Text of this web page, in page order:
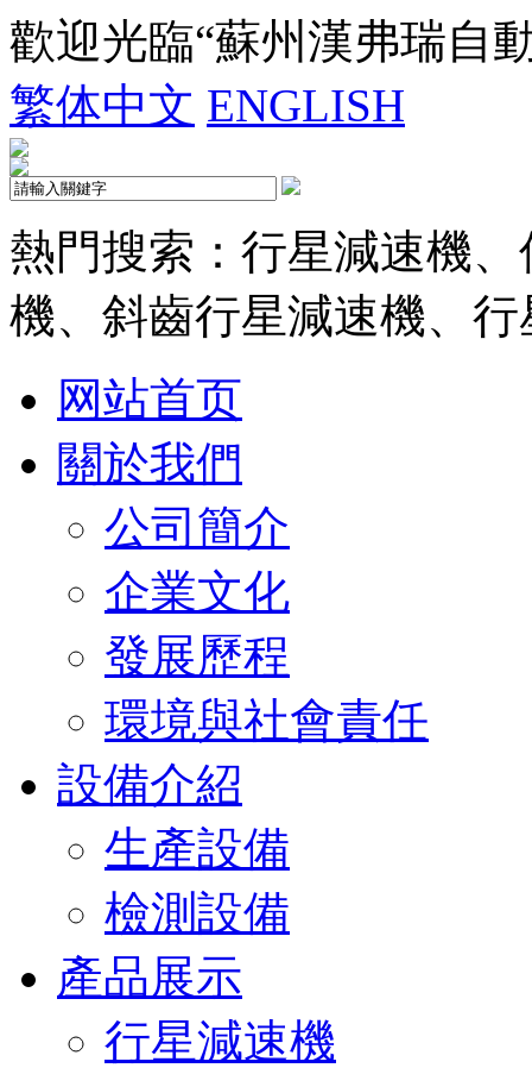
歡迎光臨“蘇州漢弗瑞自
繁体中文 ENGLISH
熱門搜索：行星減速機
機、斜齒行星減速機、
网站首页
關於我們
公司簡介
企業文化
發展歷程
環境與社會責任
設備介紹
生產設備
檢測設備
產品展示
行星減速機